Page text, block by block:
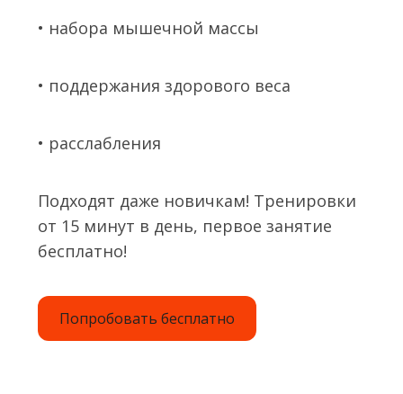
• набора мышечной массы
• поддержания здорового веса
• расслабления
Подходят даже новичкам! Тренировки
от 15 минут в день, первое занятие
бесплатно!
Попробовать бесплатно